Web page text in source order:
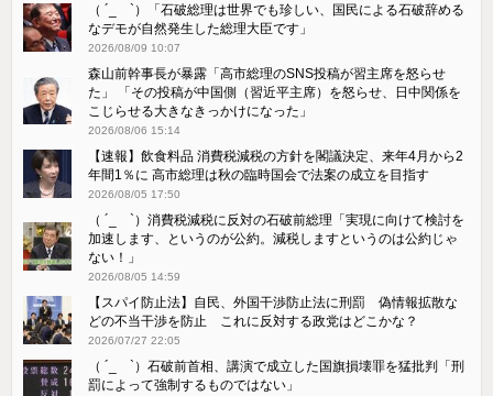
（ ´_ゝ`）「石破総理は世界でも珍しい、国民による石破辞める
なデモが自然発生した総理大臣です」
2026/08/09 10:07
森山前幹事長が暴露「高市総理のSNS投稿が習主席を怒らせ
た」 「その投稿が中国側（習近平主席）を怒らせ、日中関係を
こじらせる大きなきっかけになった」
2026/08/06 15:14
【速報】飲食料品 消費税減税の方針を閣議決定、来年4月から2
年間1％に 高市総理は秋の臨時国会で法案の成立を目指す
2026/08/05 17:50
（ ´_ゝ`）消費税減税に反対の石破前総理「実現に向けて検討を
加速します、というのが公約。減税しますというのは公約じゃ
ない！」
2026/08/05 14:59
【スパイ防止法】自民、外国干渉防止法に刑罰 偽情報拡散な
どの不当干渉を防止 これに反対する政党はどこかな？
2026/07/27 22:05
（ ´_ゝ`）石破前首相、講演で成立した国旗損壊罪を猛批判「刑
罰によって強制するものではない」